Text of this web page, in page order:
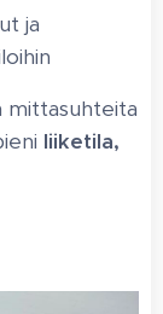
ja
mittasuhteita
liiketila,